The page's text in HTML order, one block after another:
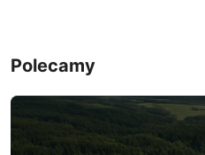
Polecamy